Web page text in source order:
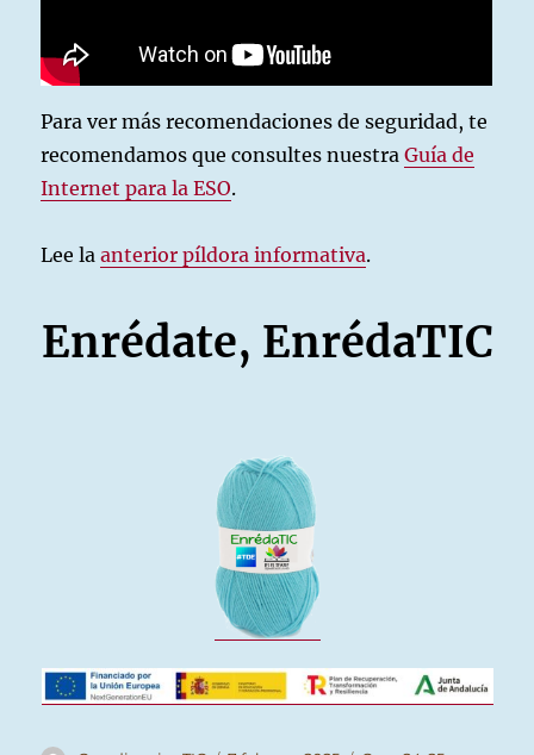
Para ver más recomendaciones de seguridad, te
recomendamos que consultes nuestraGuía de
Internet para la ESO.
Lee laanterior píldora informativa.
Enrédate, EnrédaTIC